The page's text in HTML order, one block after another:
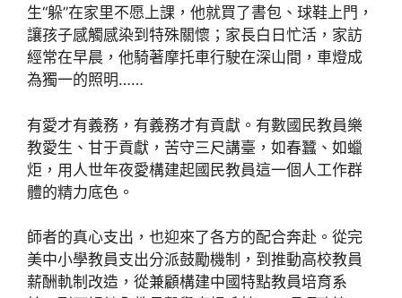
生“躲”在家里不愿上課，他就買了書包、球鞋上門，
讓孩子感觸感染到特殊關懷；家長白日忙活，家訪
經常在早晨，他騎著摩托車行駛在深山間，車燈成
為獨一的照明……
有愛才有義務，有義務才有貢獻。有數國民教員樂
教愛生、甘于貢獻，苦守三尺講臺，如春蠶、如蠟
炬，用人世年夜愛構建起國民教員這一個人工作群
體的精力底色。
師者的真心支出，也迎來了各方的配合奔赴。從完
美中小學教員支出分派鼓勵機制，到推動高校教員
薪酬軌制改造，從兼顧構建中國特點教員培育系